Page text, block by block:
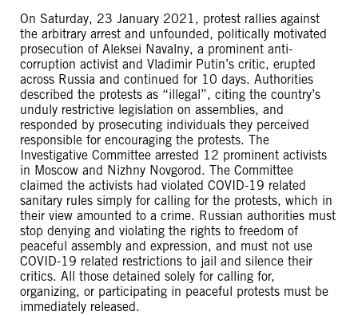
On Saturday, 23 January 2021, protest rallies against
the arbitrary arrest and unfounded, politically motivated
prosecution of Aleksei Navalny, a prominent anti-
corruption activist and Vladimir Putin’s critic, erupted
across Russia and continued for 10 days. Authorities
described the protests as “illegal”, citing the country’s
unduly restrictive legislation on assemblies, and
responded by prosecuting individuals they perceived
responsible for encouraging the protests. The
Investigative Committee arrested 12 prominent activists
in Moscow and Nizhny Novgorod. The Committee
claimed the activists had violated COVID-19 related
sanitary rules simply for calling for the protests, which in
their view amounted to a crime. Russian authorities must
stop denying and violating the rights to freedom of
peaceful assembly and expression, and must not use
COVID-19 related restrictions to jail and silence their
critics. All those detained solely for calling for,
organizing, or participating in peaceful protests must be
immediately released.